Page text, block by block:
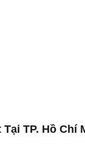
TP. Hồ Chí